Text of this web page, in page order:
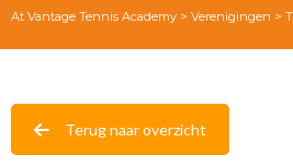
At Vantage Tennis Academy > Verenigingen >
Terug naar overzicht